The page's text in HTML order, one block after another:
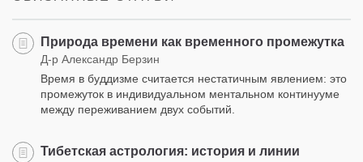
Природа времени как временного промежутка
Д-р Александр Берзин
Время в буддизме считается нестатичным явлением: это
промежуток в индивидуальном ментальном континууме
между переживанием двух событий.
Тибетская астрология: история и линии